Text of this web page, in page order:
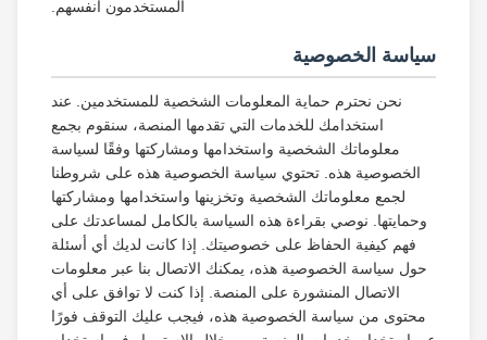
المستخدمون أنفسهم.
سياسة الخصوصية
نحن نحترم حماية المعلومات الشخصية للمستخدمين. عند
استخدامك للخدمات التي تقدمها المنصة، سنقوم بجمع
معلوماتك الشخصية واستخدامها ومشاركتها وفقًا لسياسة
الخصوصية هذه. تحتوي سياسة الخصوصية هذه على شروطنا
لجمع معلوماتك الشخصية وتخزينها واستخدامها ومشاركتها
وحمايتها. نوصي بقراءة هذه السياسة بالكامل لمساعدتك على
فهم كيفية الحفاظ على خصوصيتك. إذا كانت لديك أي أسئلة
حول سياسة الخصوصية هذه، يمكنك الاتصال بنا عبر معلومات
الاتصال المنشورة على المنصة. إذا كنت لا توافق على أي
محتوى من سياسة الخصوصية هذه، فيجب عليك التوقف فورًا